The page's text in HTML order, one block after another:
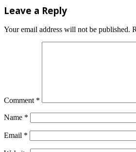
Leave a Reply
Your email address will not be published.
Comment *
Name *
Email *